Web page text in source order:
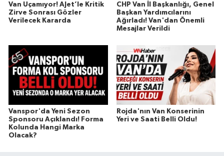
Van Uçamıyor! AJet’le Kritik
Zirve Sonrası Gözler
Verilecek Kararda
CHP Van İl Başkanlığı, Genel
Başkan Yardımcılarını
Ağırladı! Van'dan Önemli
Mesajlar Verildi
Vanspor'da Yeni Sezon
Sponsoru Açıklandı! Forma
Kolunda Hangi Marka
Olacak?
Rojda'nın Van Konserinin
Yeri ve Saati Belli Oldu!